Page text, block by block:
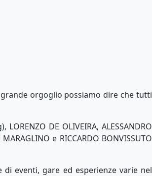
orgoglio possiamo dire che tutti
DE OLIVEIRA, ALESSANDRO
e RICCARDO BONVISSUTO
eventi, gare ed esperienze varie nel